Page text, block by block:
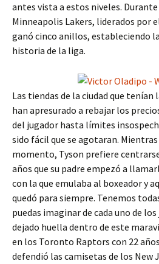
antes vista a estos niveles.
Minneapolis Lakers, liderados por
ganó cinco anillos, estableciendo
historia de la liga.
Las tiendas de la ciudad que tenían
han apresurado a rebajar los
del jugador hasta límites
sido fácil que se agotaran.
momento, Tyson prefiere
años que su padre empezó a
con la que emulaba al boxeador y
quedó para siempre. Tenemos
puedas imaginar de cada uno de
dejado huella dentro de este
en los Toronto Raptors con 22
defendió las camisetas de los New